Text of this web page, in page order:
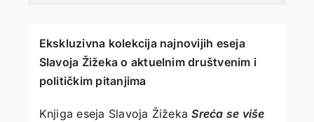
Ekskluzivna kolekcija najnovijih eseja
Slavoja Žižeka o aktuelnim društvenim i
političkim pitanjima
Knjiga eseja Slavoja ŽižekaSreća se više